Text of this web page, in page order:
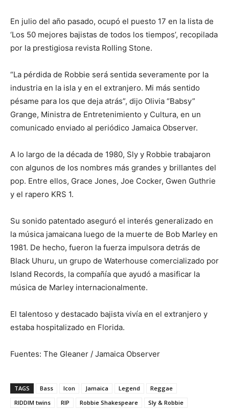
En julio del año pasado, ocupó el puesto 17 en la lista de
‘Los 50 mejores bajistas de todos los tiempos’, recopilada
por la prestigiosa revista Rolling Stone.
“La pérdida de Robbie será sentida severamente por la
industria en la isla y en el extranjero. Mi más sentido
pésame para los que deja atrás”, dijo Olivia “Babsy”
Grange, Ministra de Entretenimiento y Cultura, en un
comunicado enviado al periódico Jamaica Observer.
A lo largo de la década de 1980, Sly y Robbie trabajaron
con algunos de los nombres más grandes y brillantes del
pop. Entre ellos, Grace Jones, Joe Cocker, Gwen Guthrie
y el rapero KRS 1.
Su sonido patentado aseguró el interés generalizado en
la música jamaicana luego de la muerte de Bob Marley en
1981. De hecho, fueron la fuerza impulsora detrás de
Black Uhuru, un grupo de Waterhouse comercializado por
Island Records, la compañía que ayudó a masificar la
música de Marley internacionalmente.
El talentoso y destacado bajista vivía en el extranjero y
estaba hospitalizado en Florida.
Fuentes: The Gleaner / Jamaica Observer
TAGS Bass Icon Jamaica Legend
Reggae
RIDDIM twins
RIP Robbie Shakespeare Sly & Robbie